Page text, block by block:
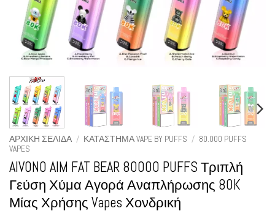
ΑΡΧΙΚΉ ΣΕΛΊΔΑ / ΚΑΤΆΣΤΗΜΑ VAPE BY PUFFS / 80.000 PUFFS
VAPES
AIVONO AIM FAT BEAR 80000 PUFFS Τριπλή
Γεύση Χύμα Αγορά Αναπλήρωσης 80K
Μίας Χρήσης Vapes Χονδρική